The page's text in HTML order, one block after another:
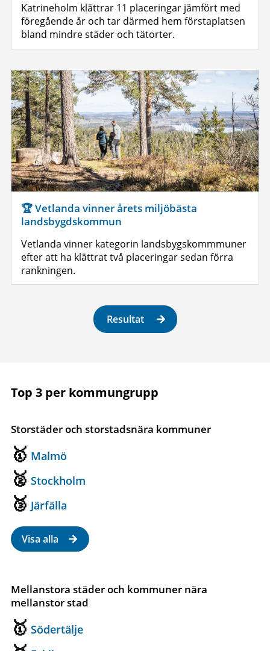
Katrineholm klättrar 11 placeringar jämfört med
föregående år och tar därmed hem förstaplatsen
bland mindre städer och tätorter.
🏆 Vetlanda vinner årets miljöbästa
landsbygdskommun
Vetlanda vinner kategorin landsbygskommmuner
efter att ha klättrat två placeringar sedan förra
rankningen.
Resultat
Top 3 per kommungrupp
Storstäder och storstadsnära kommuner
Malmö
Stockholm
Järfälla
Visa alla
Mellanstora städer och kommuner nära
mellanstor stad
Södertälje